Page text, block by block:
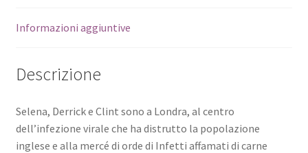
Informazioni aggiuntive
Descrizione
Selena, Derrick e Clint sono a Londra, al centro
dell’infezione virale che ha distrutto la popolazione
inglese e alla mercé di orde di Infetti affamati di carne